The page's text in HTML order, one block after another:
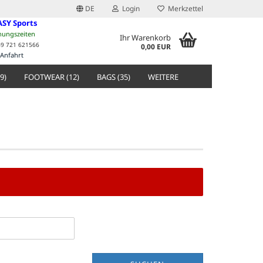
DE Login Merkzettel
Sports
721 621566
Anfahrt
Ihr Warenkorb
0,00 EUR
FOOTWEAR (12) BAGS (35) WEITERE